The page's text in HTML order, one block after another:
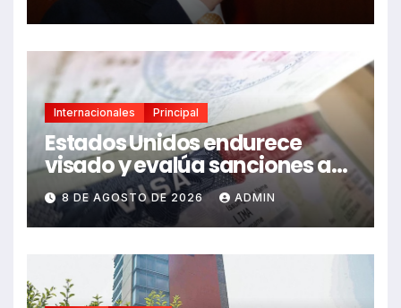
Internacionales Principal
Estados Unidos endurece
visado y evalúa sanciones a
funcionarios de México
8 DE AGOSTO DE 2026 ADMIN